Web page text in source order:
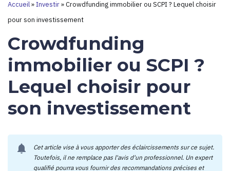
Accueil»Investir»Crowdfunding immobilier ou SCPI ? Lequel choisir
pour son investissement
Crowdfunding
immobilier ou SCPI ?
Lequel choisir pour
son investissement
notifications
Cet article vise à vous apporter des éclaircissements sur ce sujet.
Toutefois, il ne remplace pas l'avis d'un professionnel. Un expert
qualifié pourra vous fournir des recommandations précises et